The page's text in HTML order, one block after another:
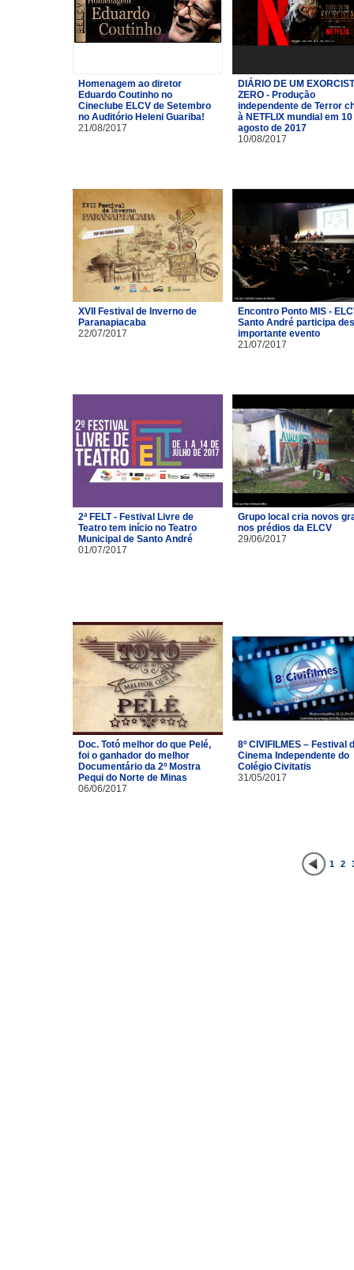
Homenagem ao diretor
Eduardo Coutinho no
Cineclube ELCV de Setembro
no Auditório Heleni Guariba!
21/08/2017
DIÁRIO DE UM
ZERO - Produção
independente de Terror
à NETFLIX mundial em
agosto de 2017
10/08/2017
XVII Festival de Inverno de
Paranapiacaba
22/07/2017
Encontro Ponto MIS -
Santo André participa
importante evento
21/07/2017
2ª FELT - Festival Livre de
Teatro tem início no Teatro
Municipal de Santo André
01/07/2017
Grupo local cria novos
nos prédios da ELCV
29/06/2017
Doc. Totó melhor do que Pelé,
foi o ganhador do melhor
Documentário da 2º Mostra
Pequi do Norte de Minas
06/06/2017
8º CIVIFILMES – Festival
Cinema Independente do
Colégio Civitatis
31/05/2017
1 2